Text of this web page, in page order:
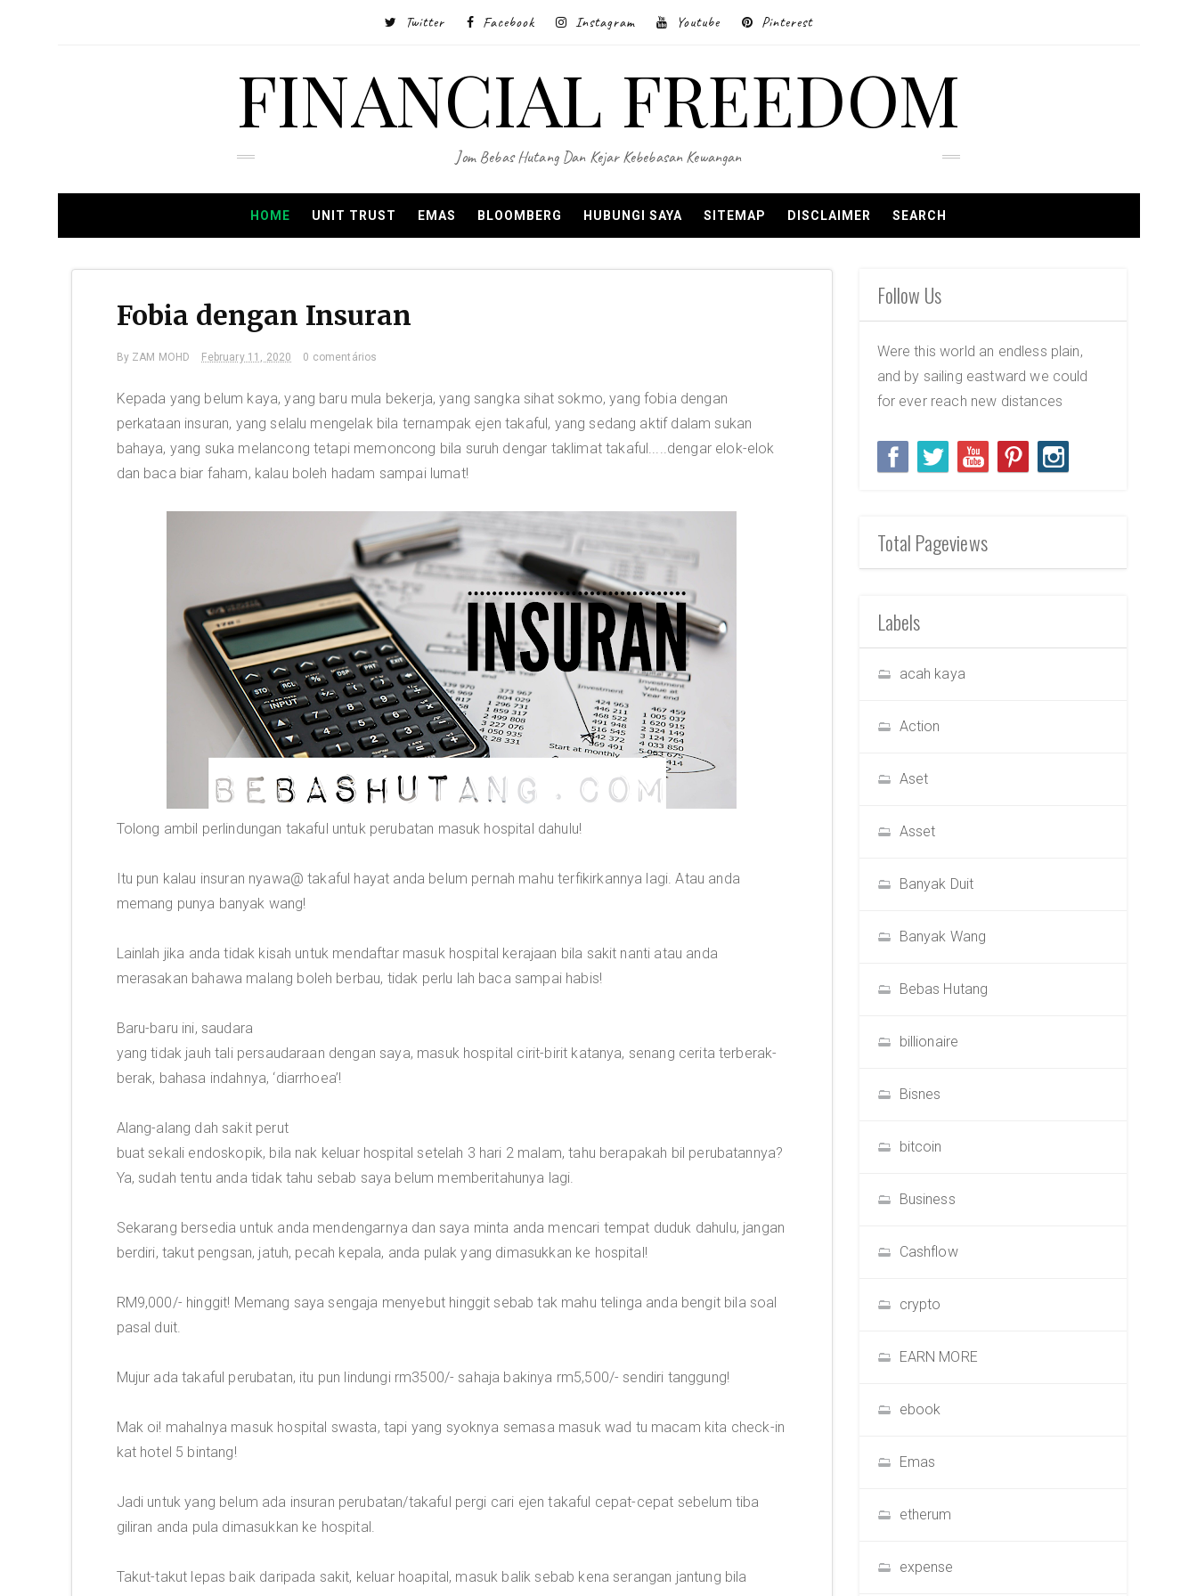
Twitter Facebook Instagram Youtube Pinterest
FINANCIAL FREEDOM
Jom Bebas Hutang Dan Kejar Kebebasan Kewangan
HOME UNIT TRUST EMAS BLOOMBERG HUBUNGI SAYA SITEMAP DISCLAIMER SEARCH
Fobia dengan Insuran
By ZAM MOHD February 11, 2020 0 comentários
Kepada yang belum kaya, yang baru mula bekerja, yang sangka sihat sokmo, yang fobia dengan
perkataan insuran, yang selalu mengelak bila ternampak ejen takaful, yang sedang aktif dalam sukan
bahaya, yang suka melancong tetapi memoncong bila suruh dengar taklimat takaful.....dengar elok-elok
dan baca biar faham, kalau boleh hadam sampai lumat!
Tolong ambil perlindungan takaful untuk perubatan masuk hospital dahulu!
Itu pun kalau insuran nyawa@ takaful hayat anda belum pernah mahu terfikirkannya lagi. Atau anda
memang punya banyak wang!
Lainlah jika anda tidak kisah untuk mendaftar masuk hospital kerajaan bila sakit nanti atau anda
merasakan bahawa malang boleh berbau, tidak perlu lah baca sampai habis!
Baru-baru ini, saudara
yang tidak jauh tali persaudaraan dengan saya, masuk hospital cirit-birit katanya, senang cerita terberak-
berak, bahasa indahnya, ‘diarrhoea’!
Alang-alang dah sakit perut
buat sekali endoskopik, bila nak keluar hospital setelah 3 hari 2 malam, tahu berapakah bil perubatannya?
Ya, sudah tentu anda tidak tahu sebab saya belum memberitahunya lagi.
Sekarang bersedia untuk anda mendengarnya dan saya minta anda mencari tempat duduk dahulu, jangan
berdiri, takut pengsan, jatuh, pecah kepala, anda pulak yang dimasukkan ke hospital!
RM9,000/- hinggit! Memang saya sengaja menyebut hinggit sebab tak mahu telinga anda bengit bila soal
pasal duit.
Mujur ada takaful perubatan, itu pun lindungi rm3500/- sahaja bakinya rm5,500/- sendiri tanggung!
Mak oi! mahalnya masuk hospital swasta, tapi yang syoknya semasa masuk wad tu macam kita check-in
kat hotel 5 bintang!
Jadi untuk yang belum ada insuran perubatan/takaful pergi cari ejen takaful cepat-cepat sebelum tiba
giliran anda pula dimasukkan ke hospital.
Takut-takut lepas baik daripada sakit, keluar hoapital, masuk balik sebab kena serangan jantung bila
Follow Us
Were this world an endless plain,
and by sailing eastward we could
for ever reach new distances
Total Pageviews
Labels
acah kaya
Action
Aset
Asset
Banyak Duit
Banyak Wang
Bebas Hutang
billionaire
Bisnes
bitcoin
Business
Cashflow
crypto
EARN MORE
ebook
Emas
etherum
expense